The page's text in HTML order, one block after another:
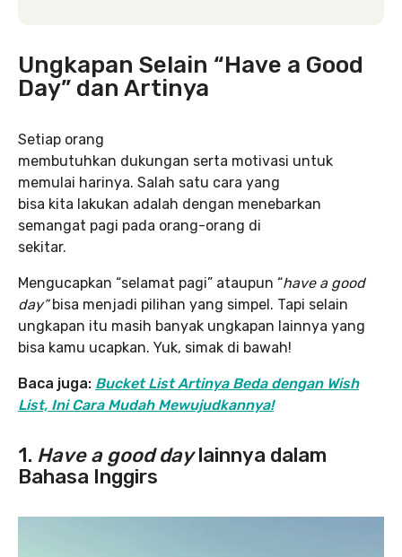
Ungkapan Selain “Have a Good
Day” dan Artinya
Setiap orang
membutuhkan dukungan serta motivasi untuk
memulai harinya. Salah satu cara yang
bisa kita lakukan adalah dengan menebarkan
semangat pagi pada orang-orang di
sekitar.
Mengucapkan “selamat pagi” ataupun “have a good
day”bisa menjadi pilihan yang simpel. Tapi selain
ungkapan itu masih banyak ungkapan lainnya yang
bisa kamu ucapkan. Yuk, simak di bawah!
Baca juga: Bucket List Artinya Beda dengan Wish
List, Ini Cara Mudah Mewujudkannya!
1. Have a good daylainnya dalam
Bahasa Inggirs